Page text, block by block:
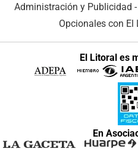
Administración y Publicidad -
Opcionales con El
El Litoral es
En